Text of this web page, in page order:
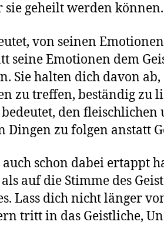
sie geheilt werden können.
von seinen
seine Emotionen dem
Sie halten dich davon
zu treffen, beständig zu
bedeutet, den fleischlichen
Dingen zu folgen anstatt
schon dabei ertappt
auf die Stimme des
Lass dich nicht länger
tritt in das Geistliche,